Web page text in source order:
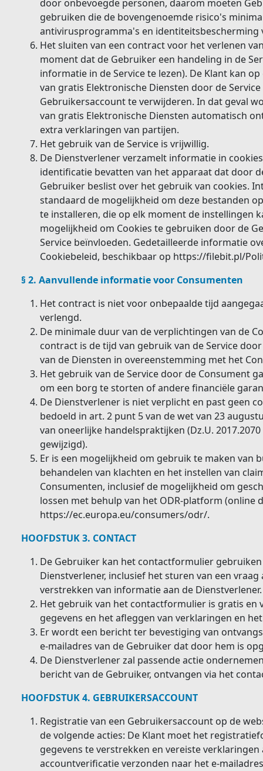
door onbevoegde personen, daarom moeten
gebruiken die de bovengenoemde risico's
antivirusprogramma's en
Het sluiten van een contract voor het verlenen
moment dat de Gebruiker een handeling in de
informatie in de Service te lezen). De Klant kan
van gratis Elektronische Diensten door de
Gebruikersaccount te verwijderen. In dat geval
van gratis Elektronische Diensten automatisch
extra verklaringen van partijen.
Het gebruik van de Service is vrijwillig.
De Dienstverlener verzamelt informatie in
identificatie bevatten van het apparaat dat door
Gebruiker beslist over het gebruik van cookies.
standaard de mogelijkheid om deze bestanden
te installeren, die op elk moment de instellingen
mogelijkheid om Cookies te gebruiken door de
Service beïnvloeden. Gedetailleerde informatie
Cookiebeleid, beschikbaar op https://filebit.pl/
§ 2. Aanvullende informatie voor Consumenten
Het contract is niet voor onbepaalde tijd
verlengd.
De minimale duur van de verplichtingen van de
contract is de tijd van gebruik van de Service
van de Diensten in overeenstemming met het
Het gebruik van de Service door de Consument
om een borg te storten of andere financiële
De Dienstverlener is niet verplicht en past geen
bedoeld in art. 2 punt 5 van de wet van 23
van oneerlijke handelspraktijken (Dz.U.
gewijzigd).
Er is een mogelijkheid om gebruik te maken van
behandelen van klachten en het instellen van
Consumenten, inclusief de mogelijkheid om
lossen met behulp van het ODR-platform (online
https://ec.europa.eu/consumers/odr/.
HOOFDSTUK 3. CONTACT
De Gebruiker kan het contactformulier
Dienstverlener, inclusief het sturen van een
verstrekken van informatie aan de Dienstverlener.
Het gebruik van het contactformulier is gratis en
gegevens en het afleggen van verklaringen en
Er wordt een bericht ter bevestiging van
e-mailadres van de Gebruiker dat door hem is
De Dienstverlener zal passende actie
bericht van de Gebruiker, ontvangen via het
HOOFDSTUK 4. GEBRUIKERSACCOUNT
Registratie van een Gebruikersaccount op de
de volgende acties: De Klant moet het
gegevens te verstrekken en vereiste
accountverificatie verzonden naar het e-